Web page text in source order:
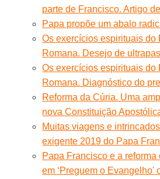
parte de Francisco. Artigo
Papa propõe um abalo
Os exercícios espirituais do
Romana. Desejo de
Os exercícios espirituais do
Romana. Diagnóstico do
Reforma da Cúria. Uma
nova Constituição
Muitas viagens e
exigente 2019 do Papa
Papa Francisco e a
em ‘Preguem o Evangelho'